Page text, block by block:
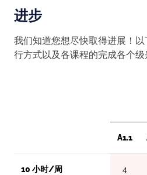
进步
我们知道您想尽快取得进展！
行方式以及各课程的完成各个级
A1.1
10 小时/周
4